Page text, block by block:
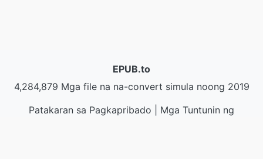
EPUB.to
4,284,879 Mga file na na-convert simula noong 2019
Patakaran sa Pagkapribado
Mga Tuntunin ng